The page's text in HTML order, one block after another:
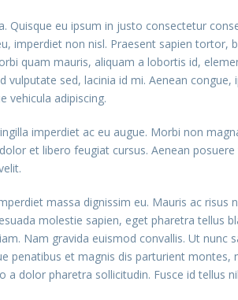
Quisque eu ipsum in justo consectetur
imperdiet non nisl. Praesent sapien
quam mauris, aliquam a lobortis id,
vulputate sed, lacinia id mi. Aenean
vehicula adipiscing.
imperdiet ac eu augue. Morbi non
et libero feugiat cursus. Aenean
massa dignissim eu. Mauris ac
molestie sapien, eget pharetra tellus
Nam gravida euismod convallis. Ut
penatibus et magnis dis parturient
a dolor pharetra sollicitudin. Fusce id tellus